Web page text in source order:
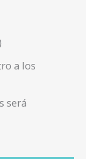
a los
será